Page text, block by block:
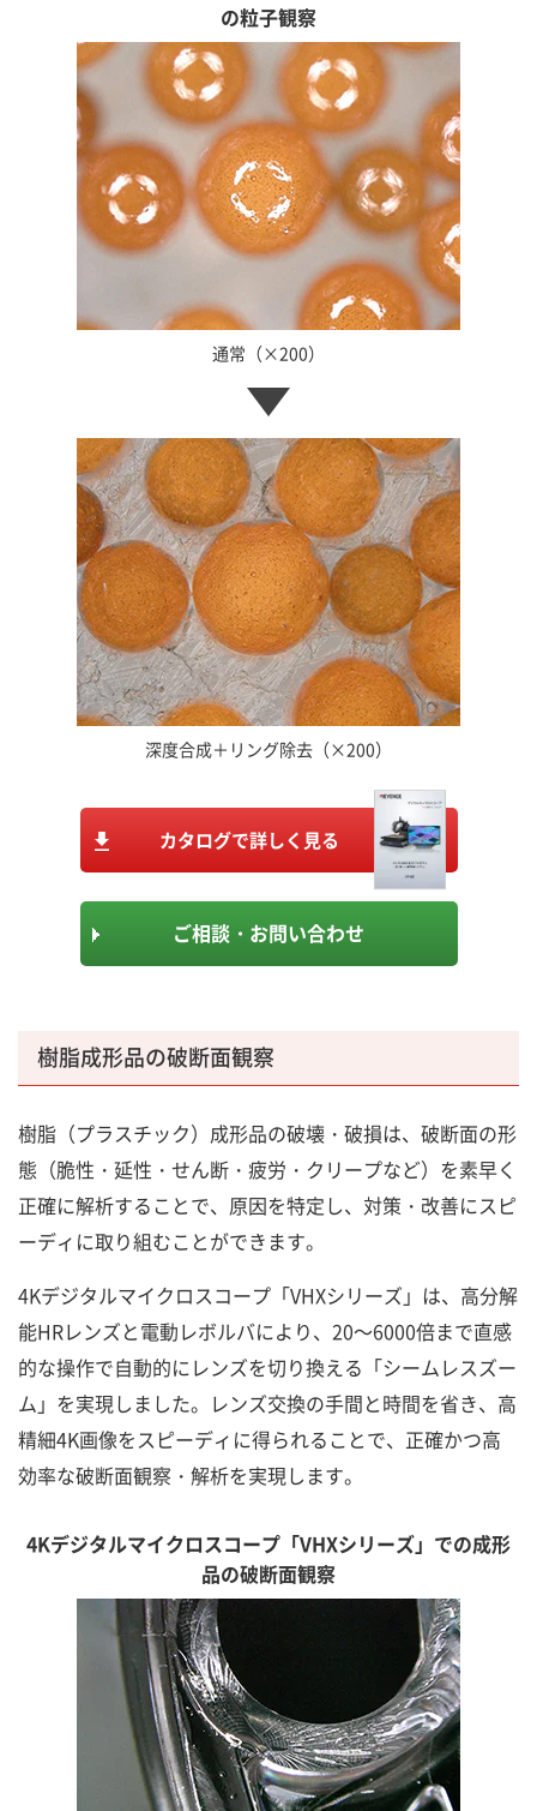
の粒子観察
通常（×200）
深度合成＋リング除去（×200）
カタログで詳しく見る
ご相談・お問い合わせ
樹脂成形品の破断面観察
樹脂（プラスチック）成形品の破壊・破損は、破断面の形
態（脆性・延性・せん断・疲労・クリープなど）を素早く
正確に解析することで、原因を特定し、対策・改善にスピ
ーディに取り組むことができます。
4Kデジタルマイクロスコープ「VHXシリーズ」は、高分解
能HRレンズと電動レボルバにより、20～6000倍まで直感
的な操作で自動的にレンズを切り換える「シームレスズー
ム」を実現しました。レンズ交換の手間と時間を省き、高
精細4K画像をスピーディに得られることで、正確かつ高
効率な破断面観察・解析を実現します。
4Kデジタルマイクロスコープ「VHXシリーズ」での成形
品の破断面観察